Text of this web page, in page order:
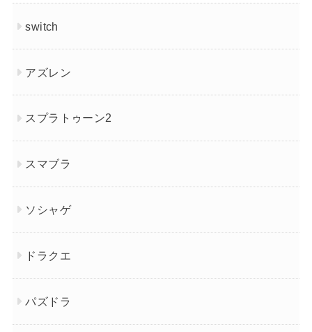
switch
アズレン
スプラトゥーン2
スマブラ
ソシャゲ
ドラクエ
パズドラ